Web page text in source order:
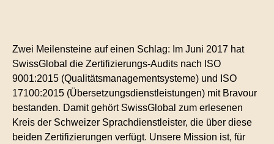
Übersetzungen im Bereich Rohstoffe und
Energie
Zwei Meilensteine auf einen Schlag: Im Juni 2017 hat
SwissGlobal die Zertifizierungs-Audits nach ISO
9001:2015 (Qualitätsmanagementsysteme) und ISO
17100:2015 (Übersetzungsdienstleistungen) mit Bravour
bestanden. Damit gehört SwissGlobal zum erlesenen
Kreis der Schweizer Sprachdienstleister, die über diese
beiden Zertifizierungen verfügt. Unsere Mission ist, für